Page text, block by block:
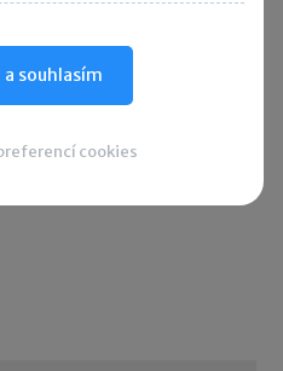
či účetní poradna. Je
čtenářů.
souhlasím
cookies